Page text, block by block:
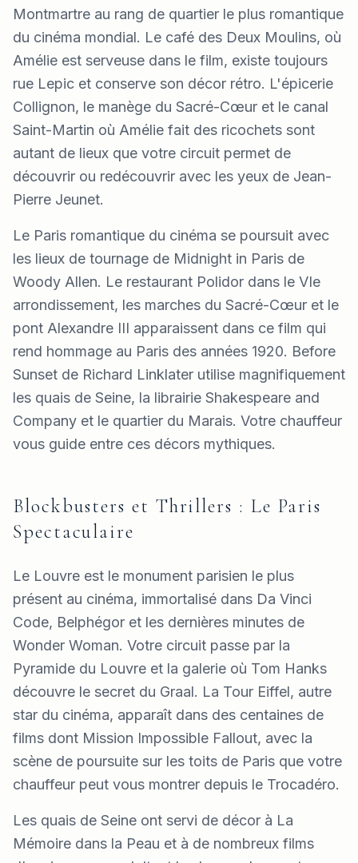
Montmartre au rang de quartier le plus romantique
du cinéma mondial. Le café des Deux Moulins, où
Amélie est serveuse dans le film, existe toujours
rue Lepic et conserve son décor rétro. L'épicerie
Collignon, le manège du Sacré-Cœur et le canal
Saint-Martin où Amélie fait des ricochets sont
autant de lieux que votre circuit permet de
découvrir ou redécouvrir avec les yeux de Jean-
Pierre Jeunet.
Le Paris romantique du cinéma se poursuit avec
les lieux de tournage de Midnight in Paris de
Woody Allen. Le restaurant Polidor dans le VIe
arrondissement, les marches du Sacré-Cœur et le
pont Alexandre III apparaissent dans ce film qui
rend hommage au Paris des années 1920. Before
Sunset de Richard Linklater utilise magnifiquement
les quais de Seine, la librairie Shakespeare and
Company et le quartier du Marais. Votre chauffeur
vous guide entre ces décors mythiques.
Blockbusters et Thrillers : Le Paris
Spectaculaire
Le Louvre est le monument parisien le plus
présent au cinéma, immortalisé dans Da Vinci
Code, Belphégor et les dernières minutes de
Wonder Woman. Votre circuit passe par la
Pyramide du Louvre et la galerie où Tom Hanks
découvre le secret du Graal. La Tour Eiffel, autre
star du cinéma, apparaît dans des centaines de
films dont Mission Impossible Fallout, avec la
scène de poursuite sur les toits de Paris que votre
chauffeur peut vous montrer depuis le Trocadéro.
Les quais de Seine ont servi de décor à La
Mémoire dans la Peau et à de nombreux films